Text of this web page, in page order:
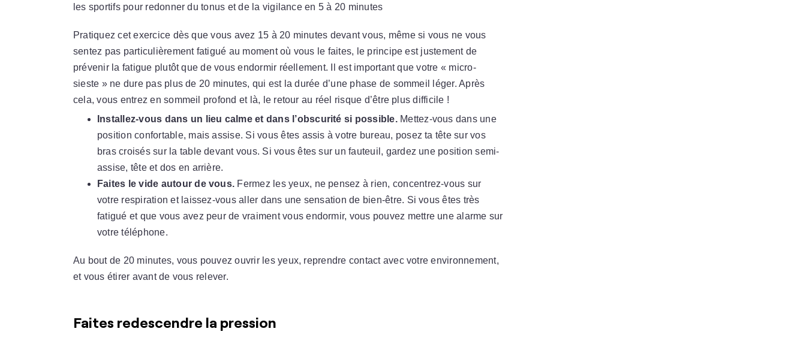
les sportifs pour redonner du tonus et de la vigilance en 5 à 20 minutes
Pratiquez cet exercice dès que vous avez 15 à 20 minutes devant vous, même si vous ne vous
sentez pas particulièrement fatigué au moment où vous le faites, le principe est justement de
prévenir la fatigue plutôt que de vous endormir réellement. Il est important que votre « micro-
sieste » ne dure pas plus de 20 minutes, qui est la durée d’une phase de sommeil léger. Après
cela, vous entrez en sommeil profond et là, le retour au réel risque d’être plus difficile !
Installez-vous dans un lieu calme et dans l’obscurité si possible.Mettez-vous dans une
position confortable, mais assise. Si vous êtes assis à votre bureau, posez ta tête sur vos
bras croisés sur la table devant vous. Si vous êtes sur un fauteuil, gardez une position semi-
assise, tête et dos en arrière.
Faites le vide autour de vous. Fermez les yeux, ne pensez à rien, concentrez-vous sur
votre respiration et laissez-vous aller dans une sensation de bien-être. Si vous êtes très
fatigué et que vous avez peur de vraiment vous endormir, vous pouvez mettre une alarme sur
votre téléphone.
Au bout de 20 minutes, vous pouvez ouvrir les yeux, reprendre contact avec votre environnement,
et vous étirer avant de vous relever.
Faites redescendre la pression